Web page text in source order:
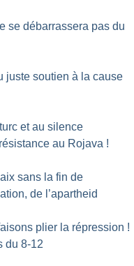
se débarrassera pas du
juste soutien à la cause
et au silence
au Rojava !
sans la fin de
de l’apartheid
plier la répression !
du 8-12